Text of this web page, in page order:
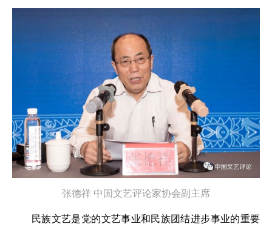
张德祥 中国文艺评论家协会副主席
民族文艺是党的文艺事业和民族团结进步事业的重要